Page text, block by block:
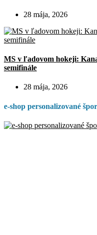
28 mája, 2026
MS v ľadovom hokeji:
semifinále
28 mája, 2026
e-shop personalizované